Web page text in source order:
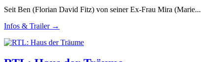
Seit Ben (Florian David Fitz) von seiner Ex-Frau Mira (Marie...
Infos & Trailer →